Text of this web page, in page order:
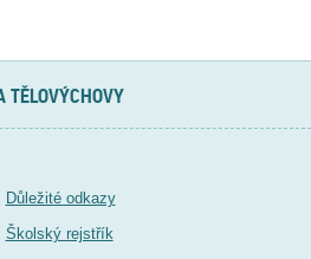
TĚLOVÝCHOVY
Důležité odkazy
Školský rejstřík